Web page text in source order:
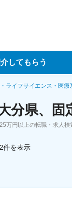
してもらう
ス
ライフサイエンス・医療
分県、
万円以上の転職・求人
件を表示